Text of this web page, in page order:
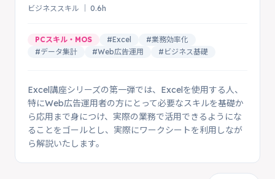
ビジネススキル ｜ 0.6h
PCスキル・MOS #Excel
#業務効率化
#データ集計
#Web広告運用 #ビジネス基礎
Excel講座シリーズの第一弾では、Excelを使用する人、
特にWeb広告運用者の方にとって必要なスキルを基礎か
ら応用まで身につけ、実際の業務で活用できるようにな
ることをゴールとし、実際にワークシートを利用しなが
ら解説いたします。